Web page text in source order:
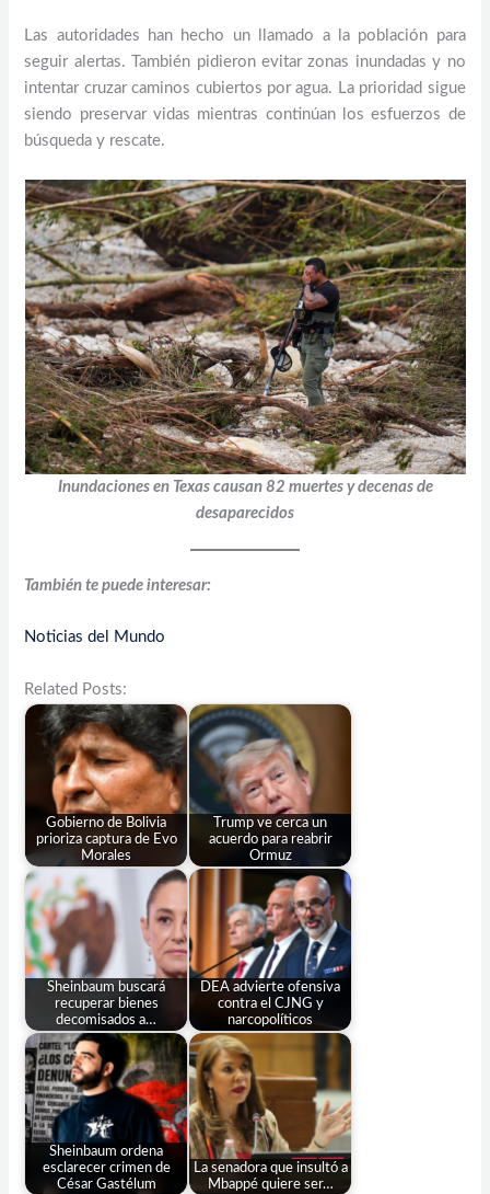
Las autoridades han hecho un llamado a la población para
seguir alertas. También pidieron evitar zonas inundadas y no
intentar cruzar caminos cubiertos por agua. La prioridad sigue
siendo preservar vidas mientras continúan los esfuerzos de
búsqueda y rescate.
Inundaciones en Texas causan 82 muertes y decenas de
desaparecidos
También te puede interesar:
Noticias del Mundo
Related Posts:
Gobierno de Bolivia
prioriza captura de Evo
Morales
Trump ve cerca un
acuerdo para reabrir
Ormuz
Sheinbaum buscará
recuperar bienes
decomisados a…
DEA advierte ofensiva
contra el CJNG y
narcopolíticos
Sheinbaum ordena
esclarecer crimen de
César Gastélum
La senadora que insultó a
Mbappé quiere ser…